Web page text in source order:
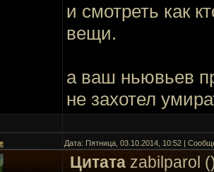
и смотреть как
вещи.
а ваш ньювьев
не захотел
Дата: Пятница, 03.10.2014, 10:52 |
Цитата zabilparol (